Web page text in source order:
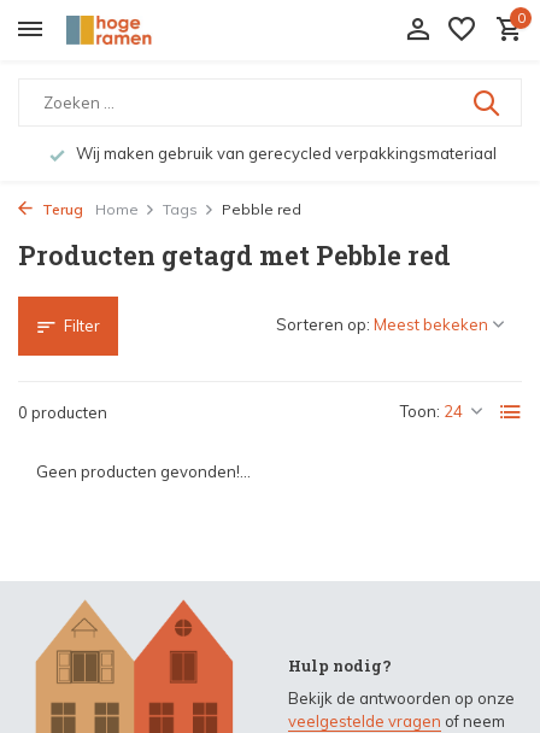
0
Wij maken gebruik van gerecycled verpakkingsmateriaal
Terug Home Tags Pebble red
Producten getagd met Pebble red
Filter
0 producten Toon:
Sorteren op:
Geen producten gevonden!...
Hulp nodig?
Bekijk de antwoorden op onze
veelgestelde vragen of neem